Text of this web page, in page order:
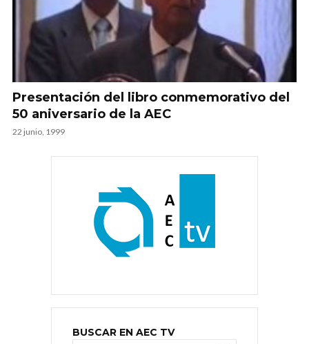
Presentación del libro conmemorativo del
50 aniversario de la AEC
22 junio, 1999
BUSCAR EN AEC TV